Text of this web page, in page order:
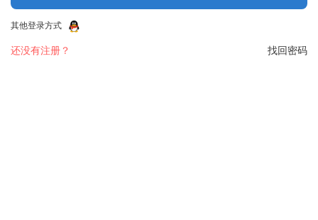
其他登录方式
找回密码
还没有注册？